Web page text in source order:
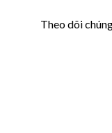
Theo dõi